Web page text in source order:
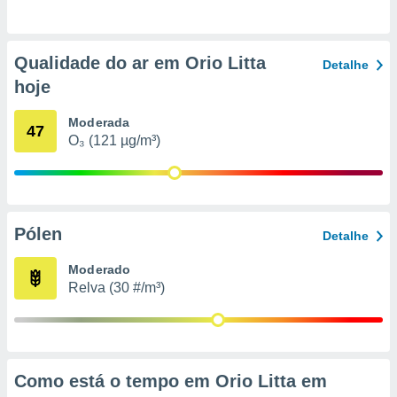
ou opor-
qualquer
em “
na
ou aceder
para
Qualidade do ar em Orio Litta
hoje
Detalhe
47 Moderada
O₃ (121 µg/m³)
Pólen Detalhe
Moderado
Relva (30 #/m³)
Como está o tempo em Orio Litta em